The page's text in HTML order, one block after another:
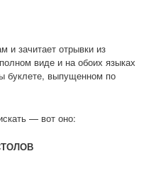
и зачитает отрывки из
виде и на обоих языках
буклете, выпущенном по
— вот оно: